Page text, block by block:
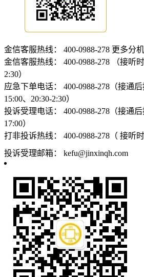
金信客服热线： 400-0988-278 更多分
金信客服热线：
400-0988-278 （接听
2:30）
应急下单电话：
400-0988-278（接通
15:00、20:30-2:30）
投诉受理电话：
400-0988-278（接通
17:00）
打非投诉热线：
400-0988-278（ 接听
投诉受理邮箱：
kefu@jinxinqh.com